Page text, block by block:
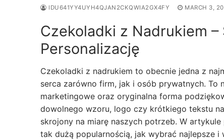
IDU641YY4UYH4QJAN2CKQWIA2GX4FY MARCH 3,
Czekoladki z Nadrukiem –
Personalizację
Czekoladki z nadrukiem to obecnie jedna z
serca zarówno firm, jak i osób prywatnych. To
marketingowe oraz oryginalna forma
dowolnego wzoru, logo czy krótkiego tekstu
skrojony na miarę naszych potrzeb. W
tak dużą popularnością, jak wybrać najlepsze